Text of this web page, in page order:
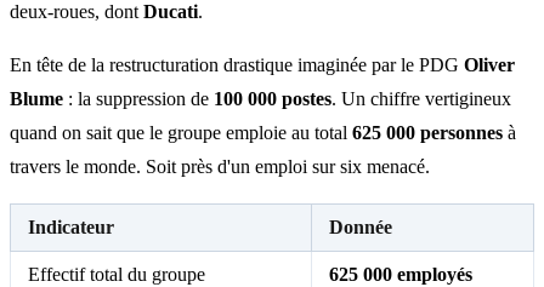
deux-roues, dont Ducati.
En tête de la restructuration drastique imaginée par le PDG Oliver
Blume : la suppression de 100 000 postes. Un chiffre vertigineux
quand on sait que le groupe emploie au total 625 000 personnes à
travers le monde. Soit près d'un emploi sur six menacé.
Indicateur Donnée
Effectif total du groupe 625 000 employés